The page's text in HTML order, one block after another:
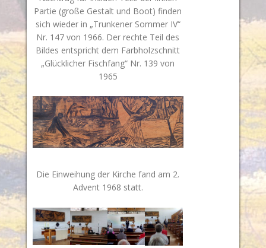
Partie (große Gestalt und Boot) finden
sich wieder in „Trunkener Sommer IV“
Nr. 147 von 1966. Der rechte Teil des
Bildes entspricht dem Farbholzschnitt
„Glücklicher Fischfang“ Nr. 139 von
1965
Die Einweihung der Kirche fand am 2.
Advent 1968 statt.